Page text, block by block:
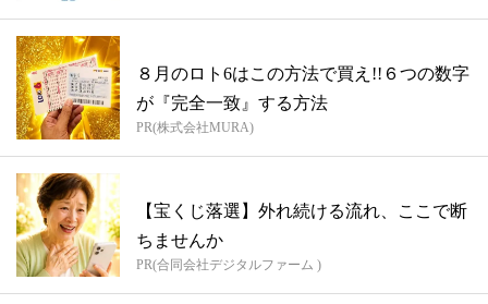
８月のロト6はこの方法で買え!!６つの数字
が『完全一致』する方法
PR(株式会社MURA)
【宝くじ落選】外れ続ける流れ、ここで断
ちませんか
PR(合同会社デジタルファーム )